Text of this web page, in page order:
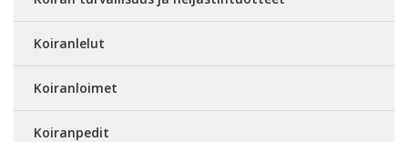
Koiranlelut
Koiranloimet
Koiranpedit